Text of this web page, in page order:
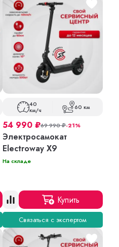
40
км/ч 60 км
54 990 ₽69 990₽-21%
Электросамокат
Electroway X9
На складе
Купить
Связаться с экспертом